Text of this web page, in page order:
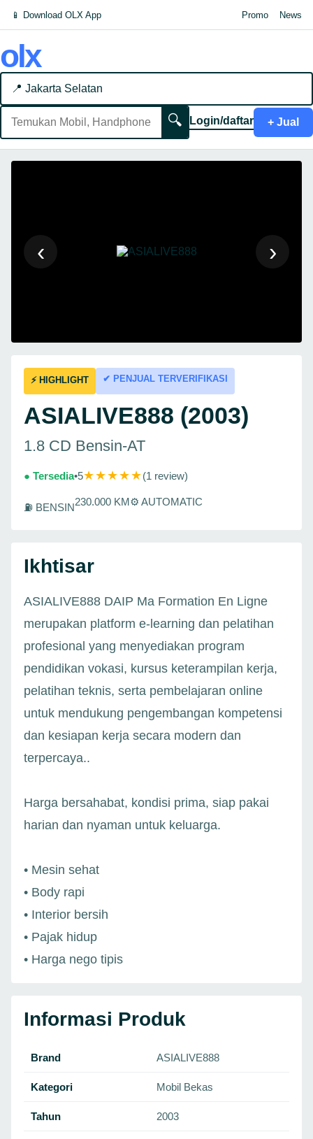
📱 Download OLX App Promo News
olx
📍 Jakarta Selatan
🔍 Login/daftar + Jual
‹ ›
⚡ HIGHLIGHT ✔ PENJUAL TERVERIFIKASI
ASIALIVE888 (2003)
1.8 CD Bensin-AT
● Tersedia•5★★★★★(1 review)
⛽ BENSIN230.000 KM⚙ AUTOMATIC
Ikhtisar
ASIALIVE888 DAIP Ma Formation En Ligne
merupakan platform e-learning dan pelatihan
profesional yang menyediakan program
pendidikan vokasi, kursus keterampilan kerja,
pelatihan teknis, serta pembelajaran online
untuk mendukung pengembangan kompetensi
dan kesiapan kerja secara modern dan
terpercaya..
Harga bersahabat, kondisi prima, siap pakai
harian dan nyaman untuk keluarga.
• Mesin sehat
• Body rapi
• Interior bersih
• Pajak hidup
• Harga nego tipis
Informasi Produk
Brand ASIALIVE888
Kategori Mobil Bekas
Tahun 2003